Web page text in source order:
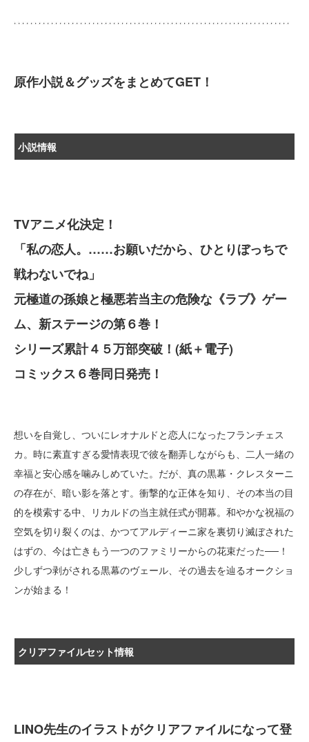
原作小説＆グッズをまとめてGET！
小説情報
TVアニメ化決定！
「私の恋人。……お願いだから、ひとりぼっちで
戦わないでね」
元極道の孫娘と極悪若当主の危険な《ラブ》ゲー
ム、新ステージの第６巻！
シリーズ累計４５万部突破！(紙＋電子)
コミックス６巻同日発売！
想いを自覚し、ついにレオナルドと恋人になったフランチェス
カ。時に素直すぎる愛情表現で彼を翻弄しながらも、二人一緒の
幸福と安心感を噛みしめていた。だが、真の黒幕・クレスターニ
の存在が、暗い影を落とす。衝撃的な正体を知り、その本当の目
的を模索する中、リカルドの当主就任式が開幕。和やかな祝福の
空気を切り裂くのは、かつてアルディーニ家を裏切り滅ぼされた
はずの、今は亡きもう一つのファミリーからの花束だった──！
少しずつ剥がされる黒幕のヴェール、その過去を辿るオークショ
ンが始まる！
クリアファイルセット情報
LINO先生のイラストがクリアファイルになって登